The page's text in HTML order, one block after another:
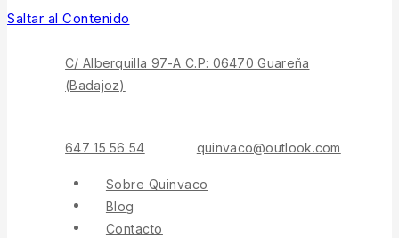
Saltar al Contenido
C/ Alberquilla 97-A C.P: 06470 Guareña
(Badajoz)
647 15 56 54 quinvaco@outlook.com
Sobre Quinvaco
Blog
Contacto